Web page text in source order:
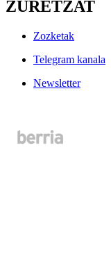
ZURETZAT
Zozketak
Telegram kanala
Newsletter